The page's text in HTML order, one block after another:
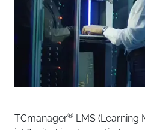
TCmanager® LMS (Learning